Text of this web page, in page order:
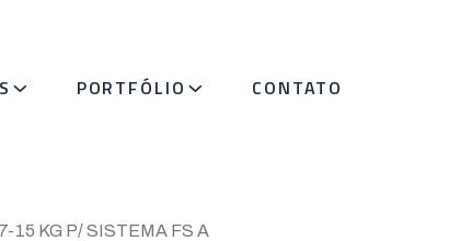
PORTFÓLIO CONTATO
15 KG P/ SISTEMA FS A